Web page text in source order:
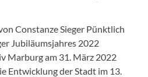
Constanze Sieger Pünktlich
Jubiläumsjahres 2022
Marburg am 31. März 2022
Entwicklung der Stadt im 13.